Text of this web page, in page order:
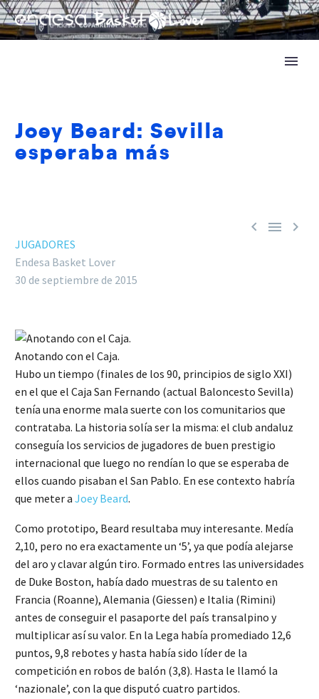
Joey Beard: Sevilla
esperaba más
  
JUGADORES
Endesa Basket Lover
30 de septiembre de 2015
Anotando con el Caja.
Hubo un tiempo (finales de los 90, principios de siglo XXI)
en el que el Caja San Fernando (actual Baloncesto Sevilla)
tenía una enorme mala suerte con los comunitarios que
contrataba. La historia solía ser la misma: el club andaluz
conseguía los servicios de jugadores de buen prestigio
internacional que luego no rendían lo que se esperaba de
ellos cuando pisaban el San Pablo. En ese contexto habría
que meter a Joey Beard.
Como prototipo, Beard resultaba muy interesante. Medía
2,10, pero no era exactamente un ‘5’, ya que podía alejarse
del aro y clavar algún tiro. Formado entres las universidades
de Duke Boston, había dado muestras de su talento en
Francia (Roanne), Alemania (Giessen) e Italia (Rimini)
antes de conseguir el pasaporte del país transalpino y
multiplicar así su valor. En la Lega había promediado 12,6
puntos, 9,8 rebotes y hasta había sido líder de la
competición en robos de balón (3,8). Hasta le llamó la
‘nazionale’, con la que disputó cuatro partidos.